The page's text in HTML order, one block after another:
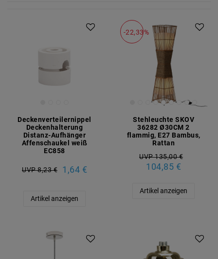
Deckenverteilernippel
Deckenhalterung
Distanz-Aufhänger
Affenschaukel weiß
EC858
UVP 8,23 € 1,64 €
Artikel anzeigen
-22,33%
Stehleuchte SKOV
36282 Ø30CM 2
flammig, E27 Bambus,
Rattan
UVP 135,00 €
104,85 €
Artikel anzeigen